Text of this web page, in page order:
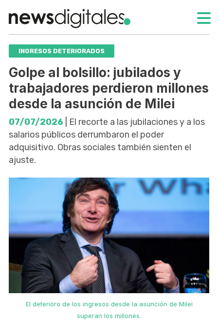
INGRESOS DETERIORADOS
Golpe al bolsillo: jubilados y
trabajadores perdieron millones
desde la asunción de Milei
07/07/2026 | El recorte a las jubilaciones y a los
salarios públicos derrumbaron el poder
adquisitivo. Obras sociales también sienten el
ajuste.
El deterioro de los ingresos desde la asunción de Milei
superan los millones.